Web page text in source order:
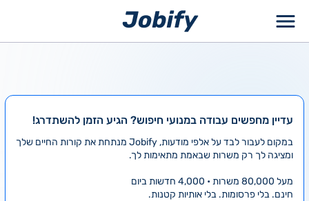
עדיין מחפשים עבודה במנועי חיפוש? הגיע הזמן להשתדרג!
במקום לעבור לבד על אלפי מודעות, Jobify מנתחת את קורות החיים שלך
ומציגה לך רק משרות שבאמת מתאימות לך.
מעל 80,000 משרות • 4,000 חדשות ביום
חינם. בלי פרסומות. בלי אותיות קטנות.